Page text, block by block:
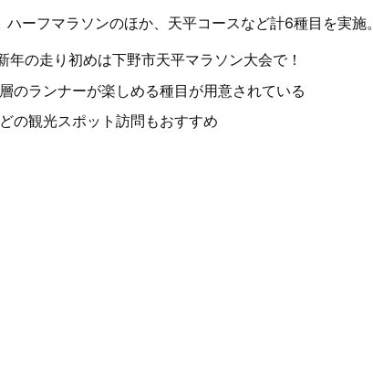
ーフマラソンのほか、天平コースなど計6種目を実施。
の走り初めは下野市天平マラソン大会で！
のランナーが楽しめる種目が用意されている
の観光スポット訪問もおすすめ